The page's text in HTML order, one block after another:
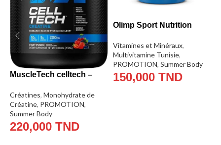
MuscleTech celltech –
Créatines, Monohydrate de
Créatine, PROMOTION,
Summer Body
220,000 TND
Olimp Sport Nutrition
Vitamines et Minéraux,
Multivitamine Tunisie,
PROMOTION, Summer Body
150,000 TND